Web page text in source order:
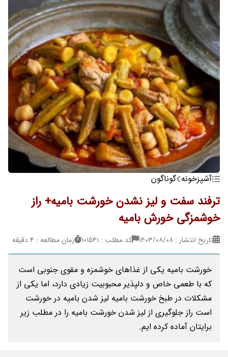
آشپزخونه گوناگون
ترفند سفت و لیز نشدن خورشت بامیه+ راز
خوشمزگی خورش بامیه
تاریخ انتشار : ۱۴۰۳/۰۸/۰۸ کد مطلب : 101541 زمان مطالعه : 4 دقیقه
خورشت بامیه یکی از غذاهای خوشمزه و مقوی جنوبی است
که با طعمی خاص و دلپذیر محبوبیت زیادی دارد، اما یکی از
مشکلات در طبخ خورشت بامیه لیز شدن بامیه در خورشت
است راز جلوگیری از لیز شدن خورشت بامیه را در مطلب زیر
برایتان آماده کرده ایم.